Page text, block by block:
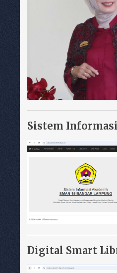
Sistem
Digital Smart